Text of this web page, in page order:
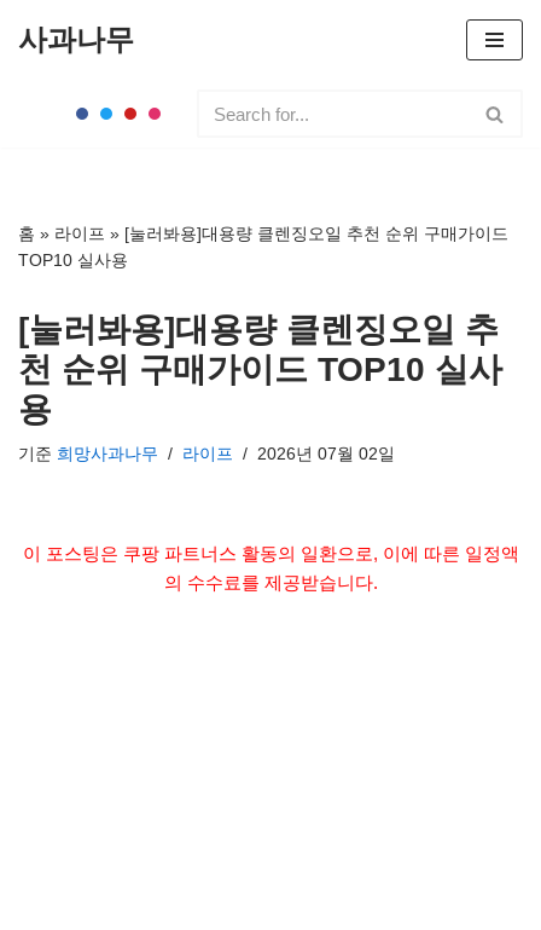
뛰
기
사과나무
홈 » 라이프 » [눌러봐용]대용량 클렌징오일 추천 순위 구매가이드
TOP10 실사용
[눌러봐용]대용량 클렌징오일 추
천 순위 구매가이드 TOP10 실사
용
기준 희망사과나무 라이프 2026년 07월 02일
이 포스팅은 쿠팡 파트너스 활동의 일환으로, 이에 따른 일정액
의 수수료를 제공받습니다.